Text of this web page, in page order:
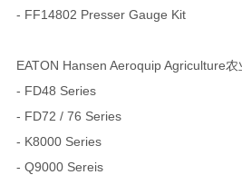
- FF14802 Presser Gauge Kit
EATON Hansen Aeroquip Agriculture
- FD48 Series
- FD72 / 76 Series
- K8000 Series
- Q9000 Sereis